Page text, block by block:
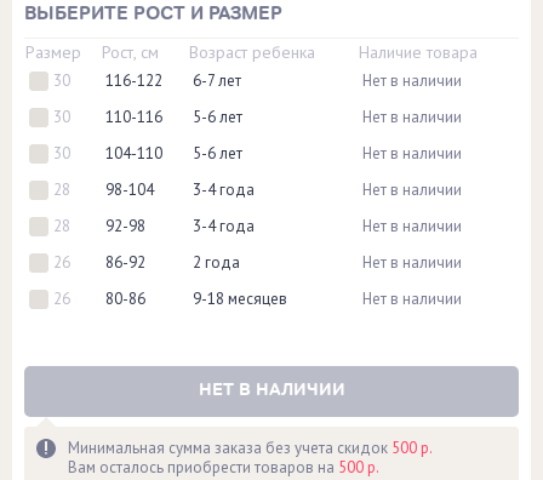
ВЫБЕРИТЕ РОСТ И РАЗМЕР
Размер Рост, см Возраст ребенка Наличие товара
30 116-122 6-7 лет
Нет в наличии
30
110-116 5-6 лет
Нет в наличии
30
104-110 5-6 лет
Нет в наличии
28
98-104 3-4 года
Нет в наличии
28
92-98 3-4 года
Нет в наличии
26
86-92 2 года
Нет в наличии
26
80-86 9-18 месяцев Нет в наличии
НЕТ В НАЛИЧИИ
Минимальная сумма заказа без учета скидок 500 р.
Вам осталось приобрести товаров на 500 р.